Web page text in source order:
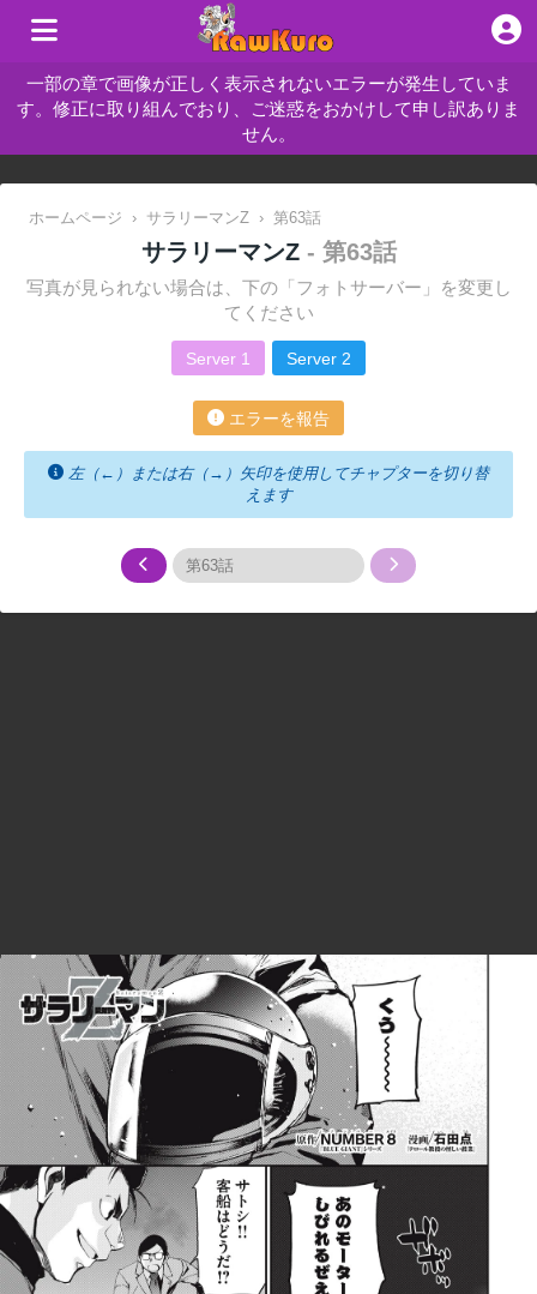
一部の章で画像が正しく表示されないエラーが発生していま
す。修正に取り組んでおり、ご迷惑をおかけして申し訳ありま
せん。
ホームページ › サラリーマンZ › 第63話
サラリーマンZ - 第63話
写真が見られない場合は、下の「フォトサーバー」を変更し
てください
Server 1 Server 2
エラーを報告
左（←）または右（→）矢印を使用してチャプターを切り替
えます